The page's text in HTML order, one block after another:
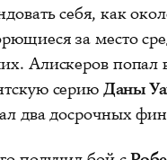
себя, как
за место
Алискеров попал
серию Даны
два досрочных